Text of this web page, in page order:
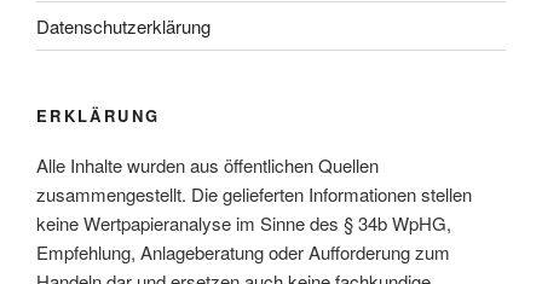
Datenschutzerklärung
ERKLÄRUNG
Alle Inhalte wurden aus öffentlichen Quellen
zusammengestellt. Die gelieferten Informationen stellen
keine Wertpapieranalyse im Sinne des § 34b WpHG,
Empfehlung, Anlageberatung oder Aufforderung zum